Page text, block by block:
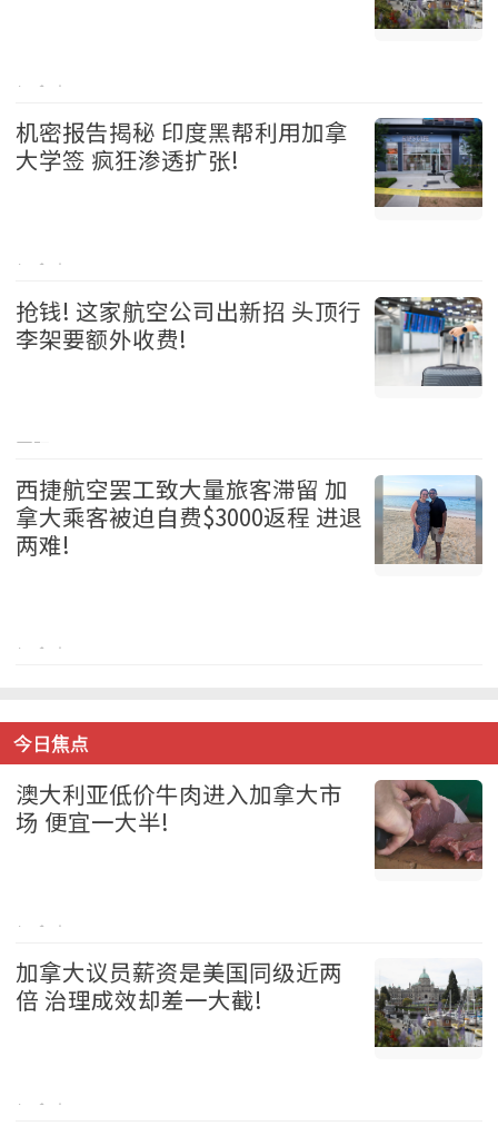
加拿大 2026-08-05
机密报告揭秘 印度黑帮利用加拿
大学签 疯狂渗透扩张!
加拿大 2026-08-05
抢钱! 这家航空公司出新招 头顶行
李架要额外收费!
国际 2026-08-05
西捷航空罢工致大量旅客滞留 加
拿大乘客被迫自费$3000返程 进退
两难!
加拿大 2026-08-05
今日焦点
澳大利亚低价牛肉进入加拿大市
场 便宜一大半!
加拿大 2026-08-05
加拿大议员薪资是美国同级近两
倍 治理成效却差一大截!
加拿大 2026-08-05